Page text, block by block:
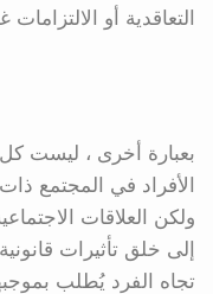
التعاقدية أو الالتزامات
بعبارة أخرى ، ليست كل
الأفراد في المجتمع
ولكن العلاقات
إلى خلق تأثيرات
تجاه الفرد يُطلب